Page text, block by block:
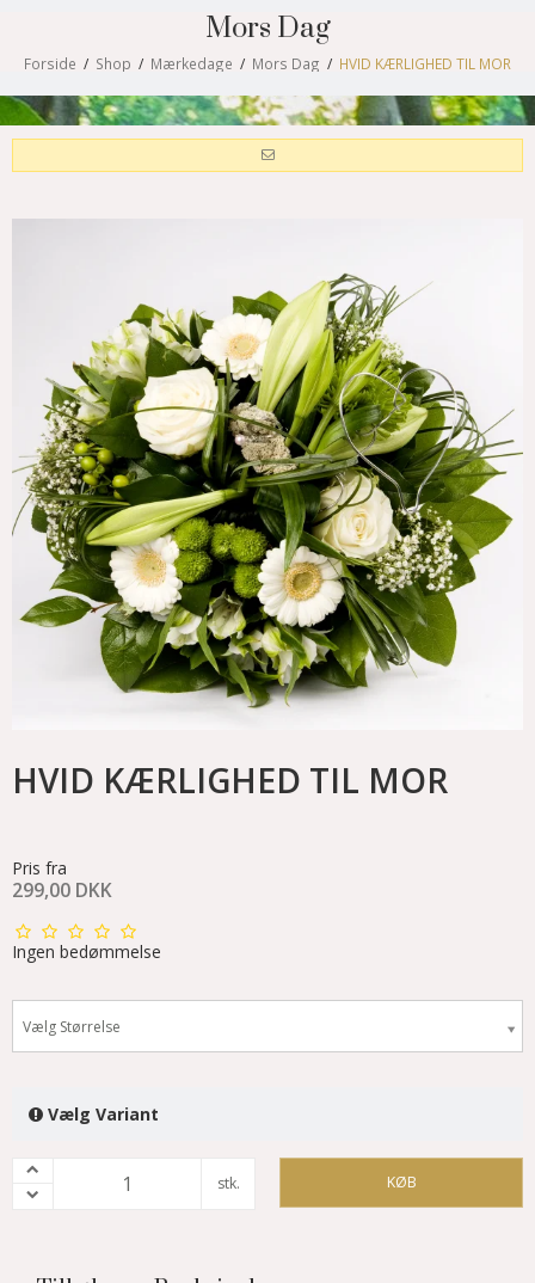
Mors Dag
Forside / Shop / Mærkedage / Mors Dag / HVID KÆRLIGHED TIL MOR
HVID KÆRLIGHED TIL MOR
Pris fra
299,00 DKK
Ingen bedømmelse
Vælg Størrelse
Vælg Variant
stk. KØB